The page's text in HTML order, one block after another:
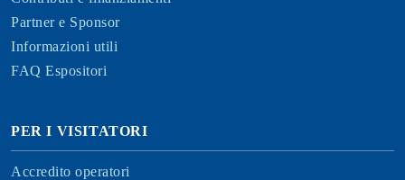
Partner e Sponsor
Informazioni utili
FAQ Espositori
PER I VISITATORI
Accredito operatori